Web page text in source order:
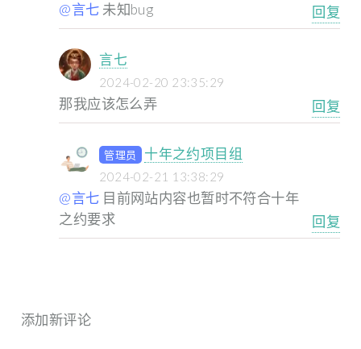
@言七 未知bug 回复
言七
2024-02-20 23:35:29
那我应该怎么弄 回复
管理员 十年之约项目组
2024-02-21 13:38:29
@言七 目前网站内容也暂时不符合十年
之约要求
回复
添加新评论